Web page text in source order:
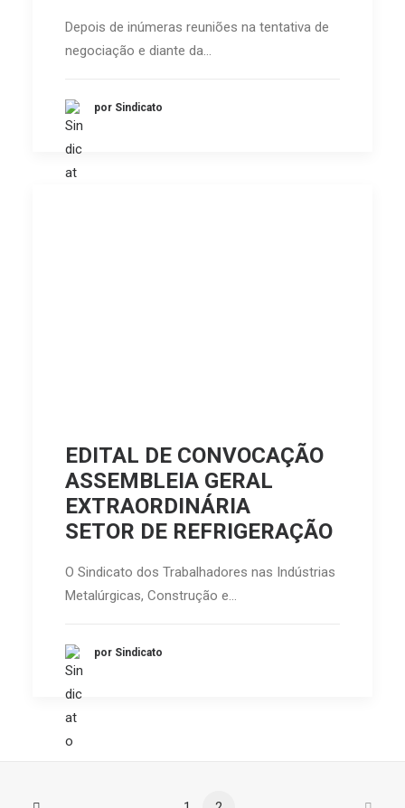
Depois de inúmeras reuniões na tentativa de
negociação e diante da…
por Sindicato
EDITAL DE CONVOCAÇÃO
ASSEMBLEIA GERAL
EXTRAORDINÁRIA
SETOR DE REFRIGERAÇÃO
O Sindicato dos Trabalhadores nas Indústrias
Metalúrgicas, Construção e…
por Sindicato